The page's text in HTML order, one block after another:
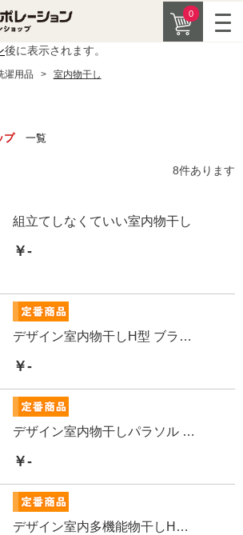
0
後に表示されます。
濯用品 > 室内物干し
プ 一覧
8件あります
組立てしなくていい室内物干し
￥-
デザイン室内物干しH型 ブラック
￥-
デザイン室内物干しパラソル ブラック
￥-
デザイン室内多機能物干しH型 ブラック